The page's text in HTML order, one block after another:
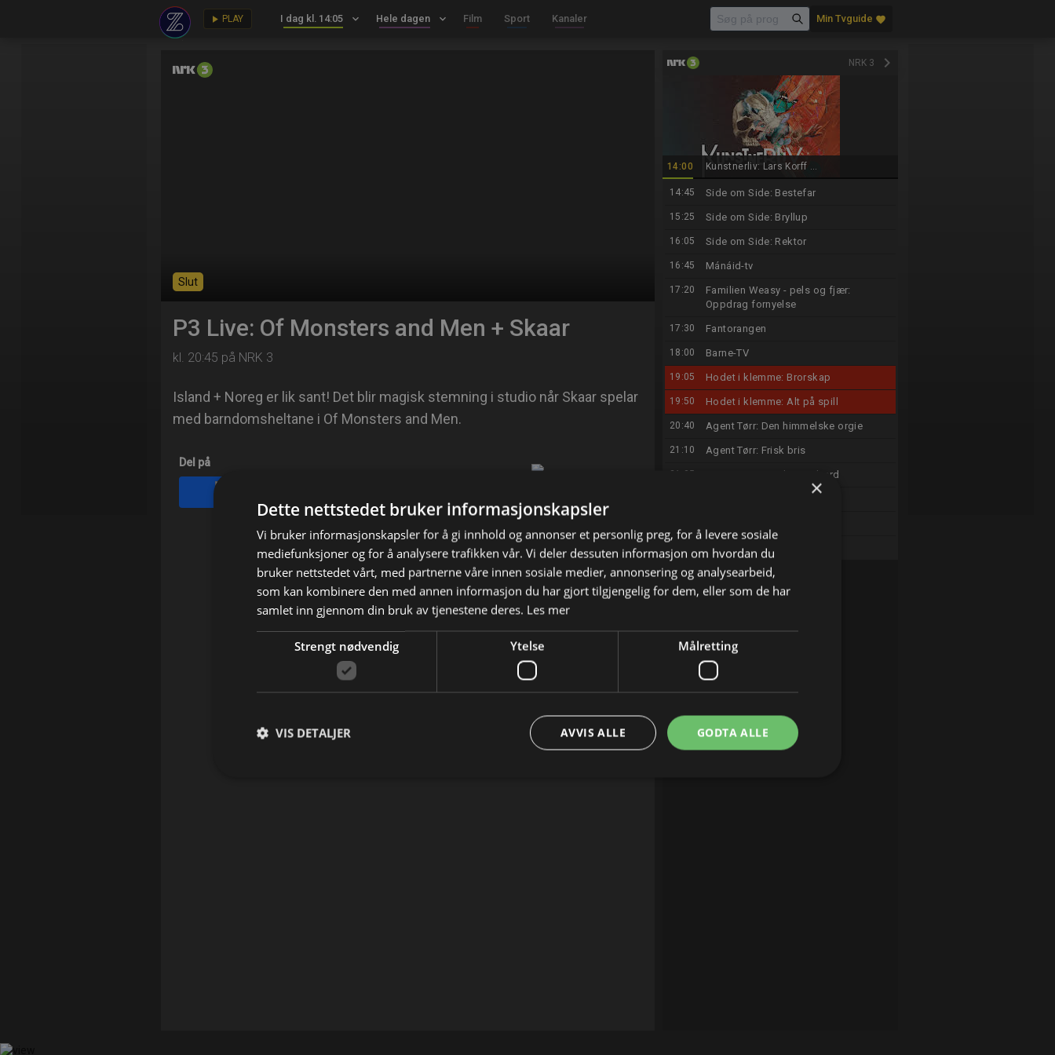
play_arrow PLAY I dag kl. 14:05 keyboard_arrow_down Hele dagen keyboard_arrow_down Film Sport Kanaler Min Tvguide favorite
Slut
P3 Live: Of Monsters and Men + Skaar
kl. 20:45 på NRK 3
Island + Noreg er lik sant! Det blir magisk stemning i studio når Skaar spelar
med barndomsheltane i Of Monsters and Men.
Del på
NRK 3 keyboard_arrow_right
14:00 Kunstnerliv: Lars Korff ...
14:45 Side om Side: Bestefar
15:25 Side om Side: Bryllup
16:05 Side om Side: Rektor
16:45 Mánáid-tv
17:20
Familien Weasy - pels og fjær:
Oppdrag fornyelse
17:30 Fantorangen
18:00 Barne-TV
19:05 Hodet i klemme: Brorskap
19:50 Hodet i klemme: Alt på spill
20:40 Agent Tørr: Den himmelske orgie
21:10 Agent Tørr: Frisk bris
21:35 Agent Tørr: Bombe om bord
23:20 Side om Side: Rektor
×
Dette nettstedet bruker informasjonskapsler
Vi bruker informasjonskapsler for å gi innhold og annonser et personlig preg, for å levere sosiale
mediefunksjoner og for å analysere trafikken vår. Vi deler dessuten informasjon om hvordan du
bruker nettstedet vårt, med partnerne våre innen sosiale medier, annonsering og analysearbeid,
som kan kombinere den med annen informasjon du har gjort tilgjengelig for dem, eller som de har
samlet inn gjennom din bruk av tjenestene deres. Les mer
Strengt nødvendig Ytelse Målretting
GODTA ALLE
AVVIS ALLE
VIS DETALJER